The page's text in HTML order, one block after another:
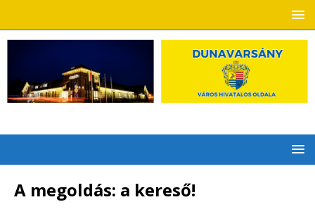
A megoldás: a kereső!